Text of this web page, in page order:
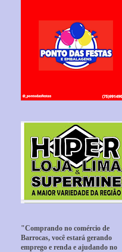
"Comprando no comércio de
Barrocas, você estará gerando
emprego e renda e ajudando no